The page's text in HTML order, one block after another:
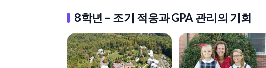
8학년 – 조기 적응과 GPA 관리의 기회